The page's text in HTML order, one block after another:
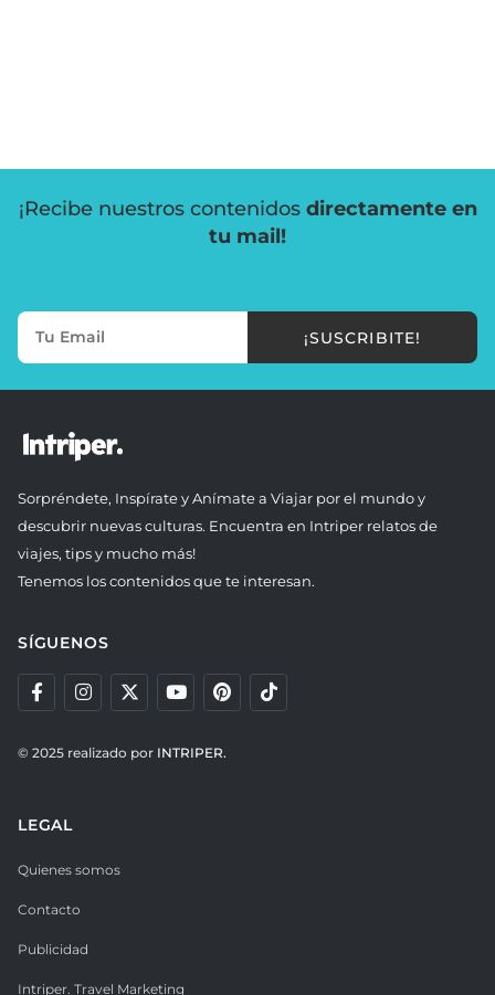
¡Recibe nuestros contenidos directamente en
tu mail!
¡SUSCRIBITE!
Sorpréndete, Inspírate y Anímate a Viajar por el mundo y
descubrir nuevas culturas. Encuentra en Intriper relatos de
viajes, tips y mucho más!
Tenemos los contenidos que te interesan.
SÍGUENOS
© 2025 realizado por INTRIPER.
LEGAL
Quienes somos
Contacto
Publicidad
Intriper. Travel Marketing